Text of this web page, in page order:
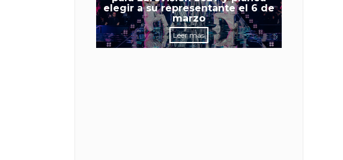
elegir a su representante el 6 de
marzo
Leer más